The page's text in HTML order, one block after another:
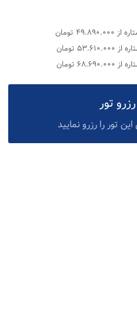
رزرو تور
تور را رزرو نمایید